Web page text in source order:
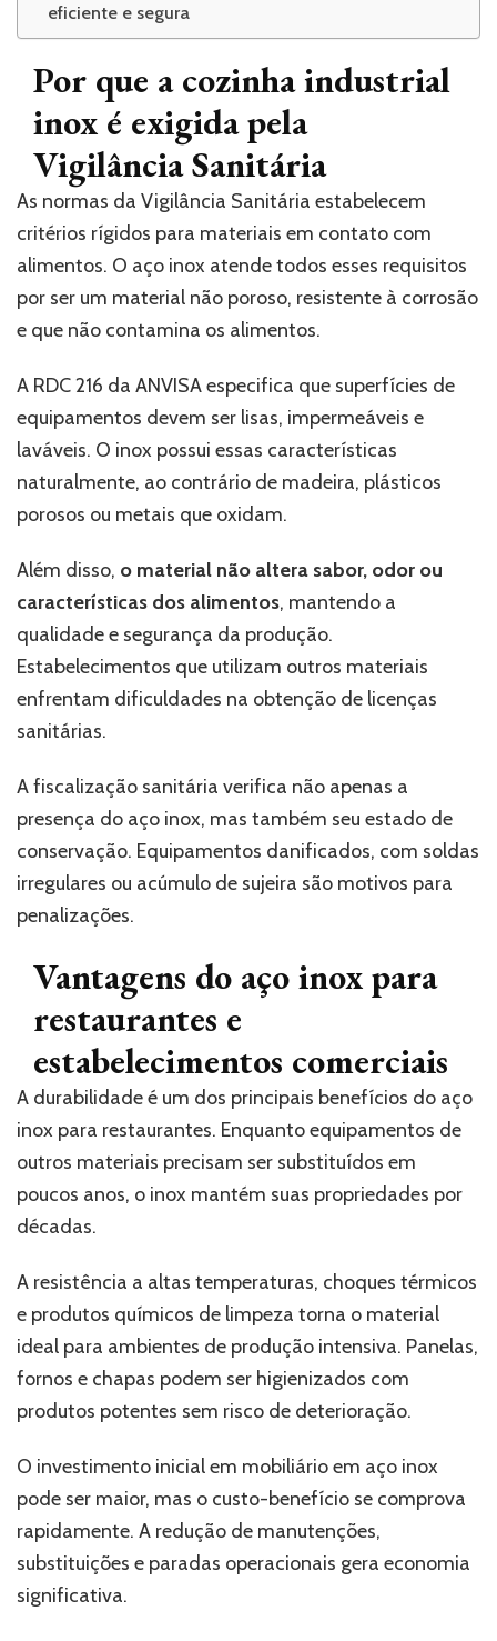
eficiente e segura
Por que a cozinha industrial
inox é exigida pela
Vigilância Sanitária
As normas da Vigilância Sanitária estabelecem
critérios rígidos para materiais em contato com
alimentos. O aço inox atende todos esses requisitos
por ser um material não poroso, resistente à corrosão
e que não contamina os alimentos.
A RDC 216 da ANVISA especifica que superfícies de
equipamentos devem ser lisas, impermeáveis e
laváveis. O inox possui essas características
naturalmente, ao contrário de madeira, plásticos
porosos ou metais que oxidam.
Além disso, o material não altera sabor, odor ou
características dos alimentos, mantendo a
qualidade e segurança da produção.
Estabelecimentos que utilizam outros materiais
enfrentam dificuldades na obtenção de licenças
sanitárias.
A fiscalização sanitária verifica não apenas a
presença do aço inox, mas também seu estado de
conservação. Equipamentos danificados, com soldas
irregulares ou acúmulo de sujeira são motivos para
penalizações.
Vantagens do aço inox para
restaurantes e
estabelecimentos comerciais
A durabilidade é um dos principais benefícios do aço
inox para restaurantes. Enquanto equipamentos de
outros materiais precisam ser substituídos em
poucos anos, o inox mantém suas propriedades por
décadas.
A resistência a altas temperaturas, choques térmicos
e produtos químicos de limpeza torna o material
ideal para ambientes de produção intensiva. Panelas,
fornos e chapas podem ser higienizados com
produtos potentes sem risco de deterioração.
O investimento inicial em mobiliário em aço inox
pode ser maior, mas o custo-benefício se comprova
rapidamente. A redução de manutenções,
substituições e paradas operacionais gera economia
significativa.